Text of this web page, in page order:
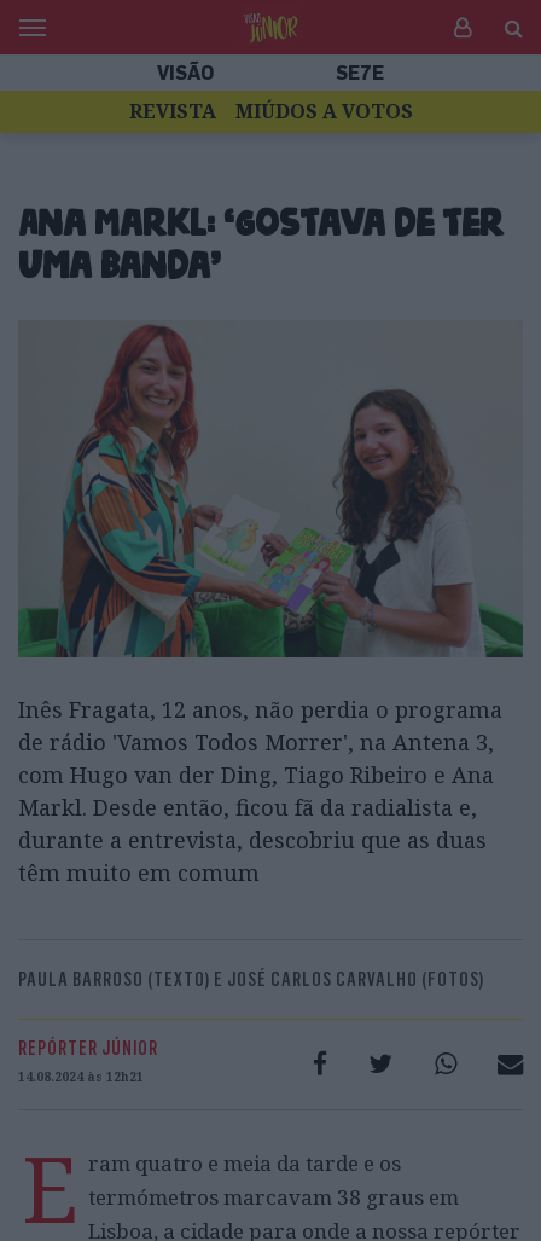
VISÃO SE7E
REVISTA MIÚDOS A VOTOS
Ana Markl: ‘Gostava de ter
uma banda’
Inês Fragata, 12 anos, não perdia o programa
de rádio 'Vamos Todos Morrer', na Antena 3,
com Hugo van der Ding, Tiago Ribeiro e Ana
Markl. Desde então, ficou fã da radialista e,
durante a entrevista, descobriu que as duas
têm muito em comum
PAULA BARROSO (TEXTO) E JOSÉ CARLOS CARVALHO (FOTOS)
REPÓRTER JÚNIOR
14.08.2024 às 12h21
E ram quatro e meia da tarde e os
termómetros marcavam 38 graus em
Lisboa, a cidade para onde a nossa repórter